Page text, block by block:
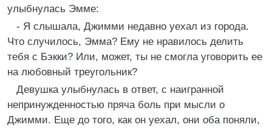
улыбнулась Эмме:
- Я слышала, Джимми недавно уехал из города.
Что случилось, Эмма? Ему не нравилось делить
тебя с Бэкки? Или, может, ты не смогла уговорить ее
на любовный треугольник?
Девушка улыбнулась в ответ, с наигранной
непринужденностью пряча боль при мысли о
Джимми. Еще до того, как он уехал, они оба поняли,